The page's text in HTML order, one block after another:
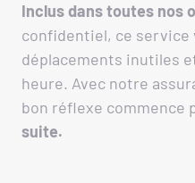
Inclus dans toutes nos
confidentiel, ce service
déplacements inutiles
heure. Avec notre
bon réflexe commence
suite.